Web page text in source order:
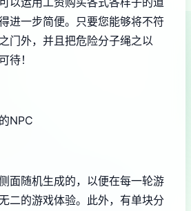
进一步简便。只要您能够将不符
门外，并且把危险分子绳之以
待！
NPC
面随机生成的，以便在每一轮游
二的游戏体验。此外，有单块分